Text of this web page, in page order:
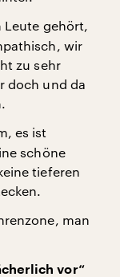
Leute gehört,
wir
zu sehr
doch und da
es ist
schöne
tieferen
man
vor“